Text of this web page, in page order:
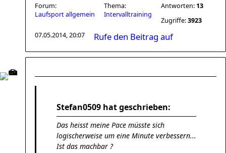
Forum:
Laufsport allgemein
Thema:
Intervalltraining
Antworten: 13
Zugriffe:3923
07.05.2014, 20:07
Rufe den Beitrag auf
Stefan0509 hat geschrieben:
Das heisst meine Pace müsste sich
logischerweise um eine Minute verbessern...
Ist das machbar ?